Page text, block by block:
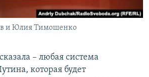
и Юлия Тимошенко
– любая система
которая будет